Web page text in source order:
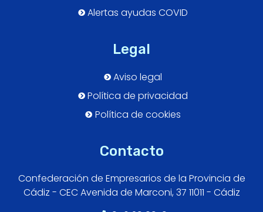
Alertas ayudas COVID
Legal
Aviso legal
Política de privacidad
Política de cookies
Contacto
Confederación de Empresarios de la Provincia de
Cádiz - CEC Avenida de Marconi, 37 11011 - Cádiz